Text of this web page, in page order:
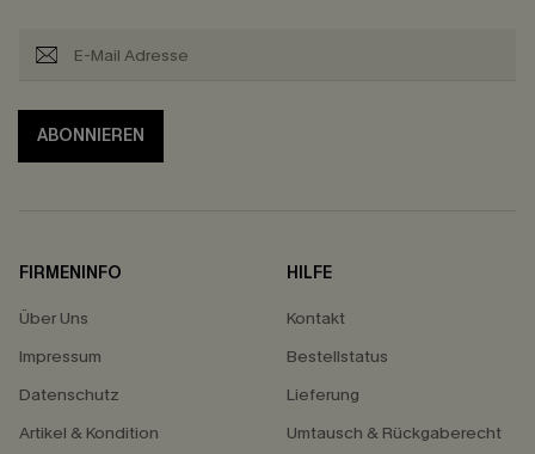
ABONNIEREN
FIRMENINFO
Über Uns
Impressum
Datenschutz
Artikel & Kondition
HILFE
Kontakt
Bestellstatus
Lieferung
Umtausch & Rückgaberecht